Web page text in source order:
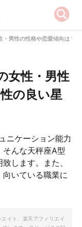
・男性の性格や恋愛傾向は？
女性・男性
の良い星
ニケーション能力
んな天秤座A型
します。また、
いている職業に
イト、楽天アフィリエイ